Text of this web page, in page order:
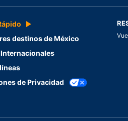
destinos de México
de Privacidad